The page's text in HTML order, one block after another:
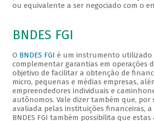
ou equivalente a ser negociado com o
BNDES FGI
O BNDES FGI é um instrumento utilizado
complementar garantias em operações
objetivo de facilitar a obtenção de
micro, pequenas e médias empresas,
empreendedores individuais e
autônomos. Vale dizer também que, por
avaliada pelas instituições financeiras,
BNDES FGI também possibilita que estas